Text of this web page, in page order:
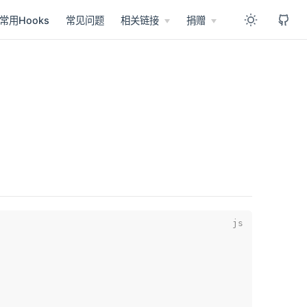
用Hooks 常见问题 相关链接 捐赠